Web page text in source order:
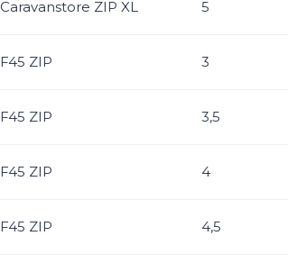
Caravanstore ZIP XL 5
F45 ZIP 3
F45 ZIP 3,5
F45 ZIP 4
F45 ZIP 4,5